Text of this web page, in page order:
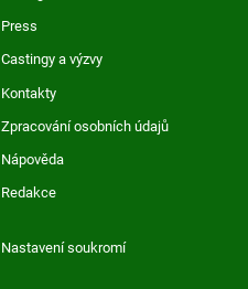
Press
Castingy a výzvy
Kontakty
Zpracování osobních údajů
Nápověda
Redakce
Nastavení soukromí